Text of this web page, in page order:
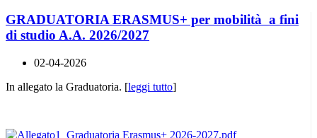
GRADUATORIA ERASMUS+ per mobilità a fini
di studio A.A. 2026/2027
02-04-2026
In allegato la Graduatoria. [leggi tutto]